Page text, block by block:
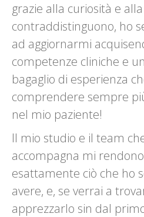
grazie alla curiosità e
contraddistinguono, ho
ad aggiornarmi
competenze cliniche e
bagaglio di esperienza
comprendere sempre
nel mio paziente!
Il mio studio e il team
accompagna mi
esattamente ciò che ho
avere, e, se verrai a
apprezzarlo sin dal